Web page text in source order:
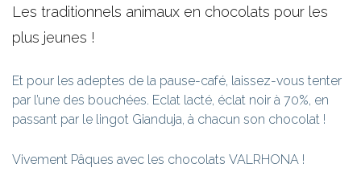
Les traditionnels animaux en chocolats pour les
plus jeunes !
Et pour les adeptes de la pause-café, laissez-vous tenter
par l’une des bouchées. Eclat lacté, éclat noir à 70%, en
passant par le lingot Gianduja, à chacun son chocolat !
Vivement Pâques avec les chocolats VALRHONA !